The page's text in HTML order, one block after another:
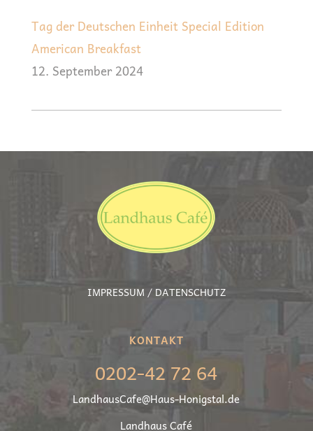
Tag der Deutschen Einheit Special Edition
American Breakfast
12. September 2024
IMPRESSUM / DATENSCHUTZ
KONTAKT
0202-42 72 64
LandhausCafe@Haus-Honigstal.de
Land­haus Café